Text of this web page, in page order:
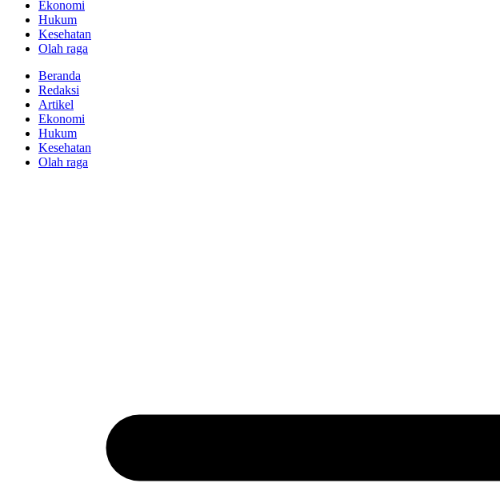
Ekonomi
Hukum
Kesehatan
Olah raga
Beranda
Redaksi
Artikel
Ekonomi
Hukum
Kesehatan
Olah raga